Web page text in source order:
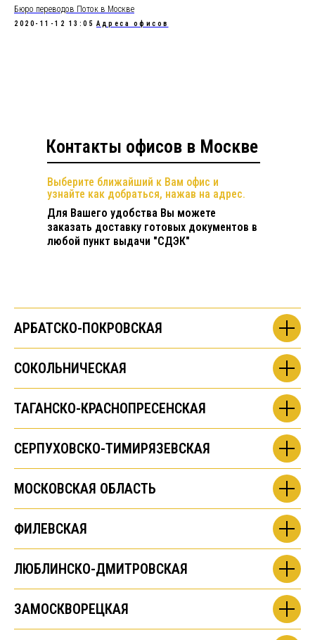
Бюро переводов Поток в Москве
2020-11-12 13:05 Адреса офисов
Контакты офисов в Москве
Выберите ближайший к Вам офис и
узнайте как добраться, нажав на адрес.
Для Вашего удобства Вы можете
заказать доставку готовых документов в
любой пункт выдачи "СДЭК"
АРБАТСКО-ПОКРОВСКАЯ
СОКОЛЬНИЧЕСКАЯ
ТАГАНСКО-КРАСНОПРЕСЕНСКАЯ
СЕРПУХОВСКО-ТИМИРЯЗЕВСКАЯ
МОСКОВСКАЯ ОБЛАСТЬ
ФИЛЕВСКАЯ
ЛЮБЛИНСКО-ДМИТРОВСКАЯ
ЗАМОСКВОРЕЦКАЯ